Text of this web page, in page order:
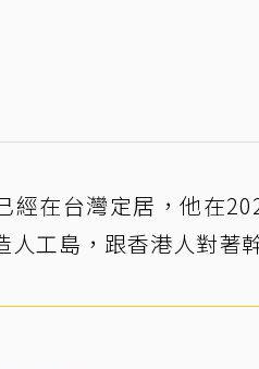
經在台灣定居，他在
人工島，跟香港人對著